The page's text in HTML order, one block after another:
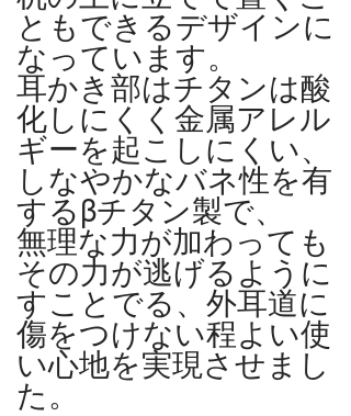
ともできるデザインに
なっています。
耳かき部はチタンは酸
化しにくく金属アレル
ギーを起こしにくい、
しなやかなバネ性を有
するβチタン製で、
無理な力が加わっても
その力が逃げるように
すことでる、外耳道に
傷をつけない程よい使
い心地を実現させまし
た。